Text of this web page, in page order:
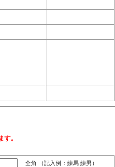
。
全角 （記入例：練馬 練男）